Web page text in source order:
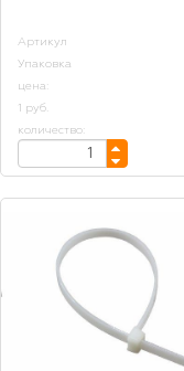
Артикул
Упаковка
цена:
1 руб.
количество: